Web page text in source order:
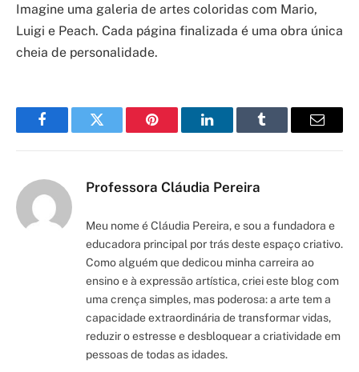
Imagine uma galeria de artes coloridas com Mario,
Luigi e Peach. Cada página finalizada é uma obra única
cheia de personalidade.
FacebookTwitter Pinterest LinkedInTumblr Email
Professora Cláudia Pereira
Meu nome é Cláudia Pereira, e sou a fundadora e
educadora principal por trás deste espaço criativo.
Como alguém que dedicou minha carreira ao
ensino e à expressão artística, criei este blog com
uma crença simples, mas poderosa: a arte tem a
capacidade extraordinária de transformar vidas,
reduzir o estresse e desbloquear a criatividade em
pessoas de todas as idades.